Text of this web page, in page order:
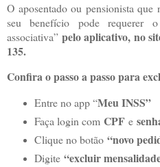
O aposentado ou pensionista que
seu benefício pode requerer
associativa”pelo aplicativo, no
135.
Confira o passo a passo para
Entre no app “Meu INSS”
Faça login com CPFe
Clique no botão “novo
Digite “excluir